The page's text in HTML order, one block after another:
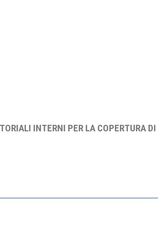
INTERNI PER LA COPERTURA